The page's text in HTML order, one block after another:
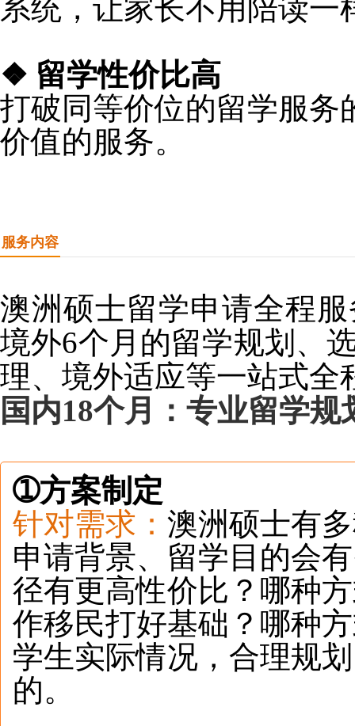
系统，让家长不用陪读一
❖ 留学性价比高
打破同等价位的留学服务
价值的服务。
服务内容
澳洲硕士留学申请全程
境外6个月的留学规划、
理、境外适应等一站式全
国内18个月：专业留学规
➀方案制定
针对需求： 澳洲硕士有
申请背景、留学目的会
径有更高性价比？哪种
作移民打好基础？哪种
学生实际情况，合理规
的。